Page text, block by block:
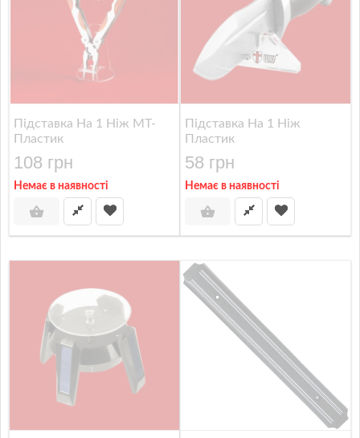
Підставка На 1 Ніж МТ-
Пластик
108 грн
Немає в наявності
Підставка На 1 Ніж
Пластик
58 грн
Немає в наявності